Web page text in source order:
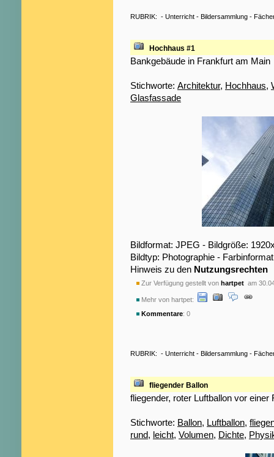
RUBRIK: - Unterricht - Bildersammlung -
Hochhaus #1
Bankgebäude in Frankfurt am Main
Stichworte: Architektur, Hochhaus,
Glasfassade
Bildformat: JPEG - Bildgröße:
Bildtyp: Photographie -
Hinweis zu den Nutzungsrechten
Zur Verfügung gestellt von hartpet am
Mehr von hartpet:
Kommentare: 0
RUBRIK: - Unterricht - Bildersammlung -
fliegender Ballon
fliegender, roter Luftballon vor einer
Stichworte: Ballon, Luftballon,
rund, leicht, Volumen, Dichte,